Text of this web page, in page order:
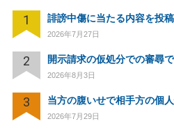
1
2026年7月27日
2
2026年8月3日
3
2026年7月29日